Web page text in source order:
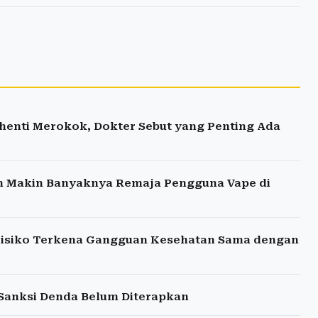
Merokok, Dokter Sebut yang Penting Ada
Banyaknya Remaja Pengguna Vape di
Terkena Gangguan Kesehatan Sama dengan
Denda Belum Diterapkan